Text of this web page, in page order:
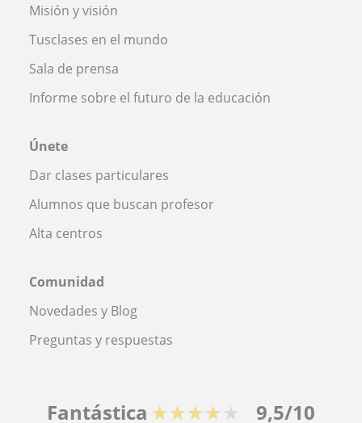
Misión y visión
Tusclases en el mundo
Sala de prensa
Informe sobre el futuro de la educación
Únete
Dar clases particulares
Alumnos que buscan profesor
Alta centros
Comunidad
Novedades y Blog
Preguntas y respuestas
Fantástica ★★★★★ 9,5/10